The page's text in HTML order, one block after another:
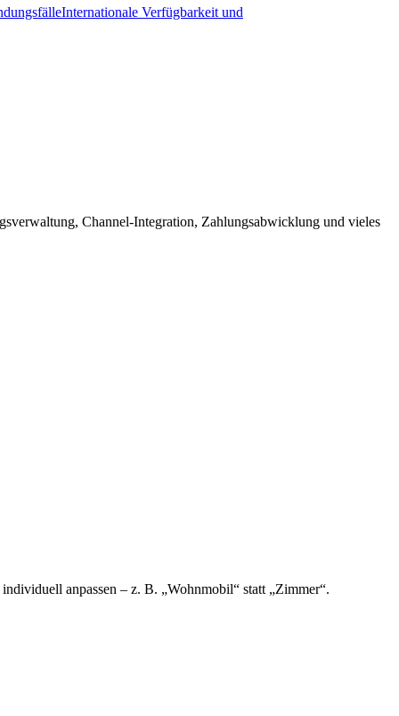
Internationale Verfügbarkeit und
Channel-Integration, Zahlungsabwicklung und vieles
anpassen – z. B. „Wohnmobil“ statt „Zimmer“.